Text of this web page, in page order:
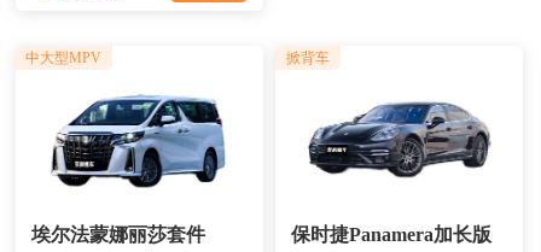
埃尔法蒙娜丽莎套件
中大型MPV
保时捷Panamera加长版
掀背车